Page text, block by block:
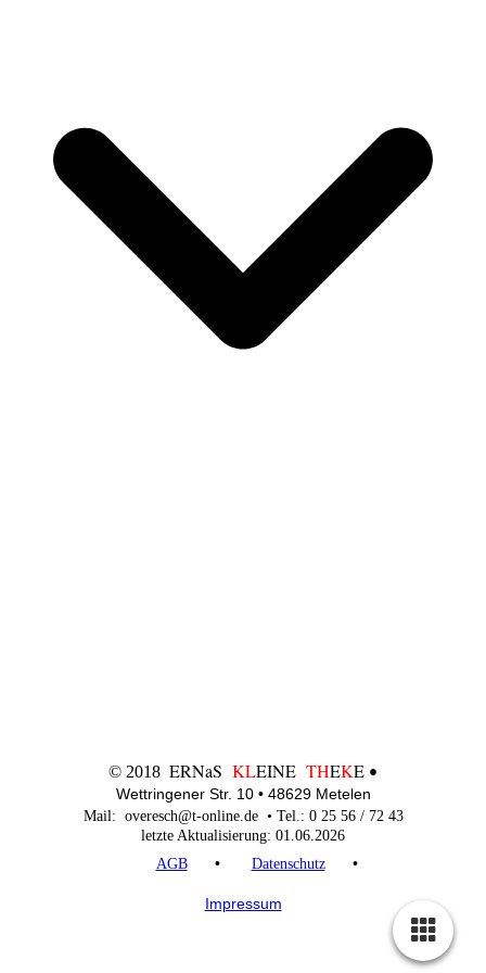
© 2018 ERNaS KLEINE THEKE •
Wettringener Str. 10 • 48629 Metelen
Mail: overesch@t-online.de • Tel.: 0 25 56 / 72 43
letzte Aktualisierung: 01.06.2026
AGB
• Datenschutz •
Impressum